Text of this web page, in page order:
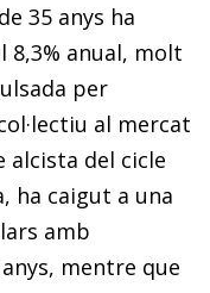
35 anys ha
anual, molt
per
al mercat
alcista del cicle
ha caigut a una
amb
mentre que